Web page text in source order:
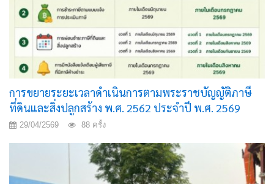
การขยายระยะเวลาดำเนินการตามพระราชบัญญัติภาษี
ที่ดินและสิ่งปลูกสร้าง พ.ศ. 2562 ประจำปี พ.ศ. 2569
29/04/2569 88 ครั้ง